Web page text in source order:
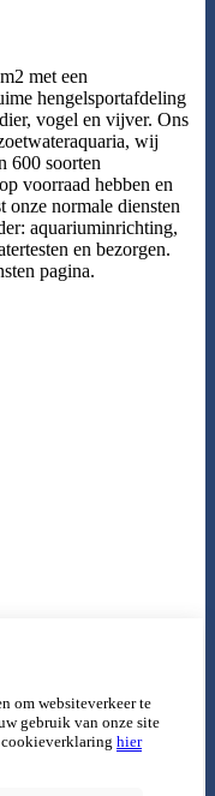
met een
hengelsportafdeling
vogel en vijver. Ons
wij
600 soorten
voorraad hebben en
onze normale diensten
aquariuminrichting,
en bezorgen.
pagina.
om websiteverkeer te
gebruik van onze site
cookieverklaring hier